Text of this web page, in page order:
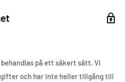
på ett säkert sätt. Vi
och har inte heller tillgång till